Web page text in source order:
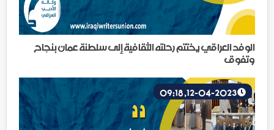
الوفد العراقي يختتم رحلته الثقافية إلى سلطنة عمان بنجاح
وتفوق